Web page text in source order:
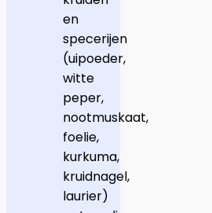
en
specerijen
(uipoeder,
witte
peper,
nootmuskaat,
foelie,
kurkuma,
kruidnagel,
laurier)